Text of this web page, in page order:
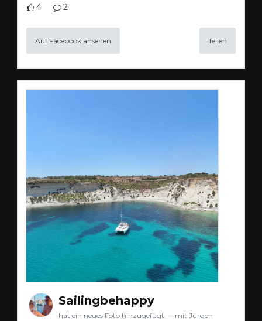
4 2
Auf Facebook ansehen Teilen
Sailingbehappy
hat ein neues Foto hinzugefügt — mit Jürgen